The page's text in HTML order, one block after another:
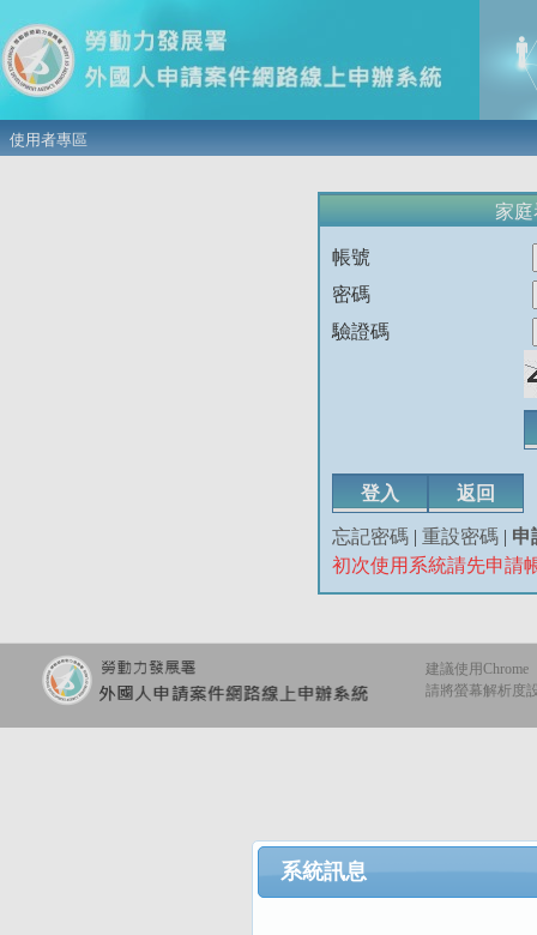
使用者專區
家
帳號
密碼
驗證碼
忘記密碼 | 重設密碼 | 申
初次使用系統請先申請
建議使用Chrome
請將螢幕解析度
系統訊息